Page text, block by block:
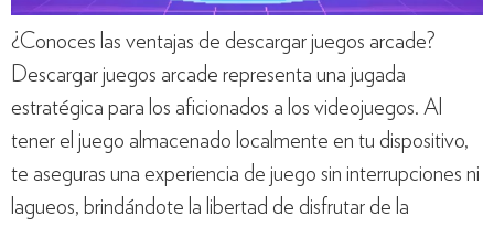
¿Conoces las ventajas de descargar juegos arcade?
Descargar juegos arcade representa una jugada
estratégica para los aficionados a los videojuegos. Al
tener el juego almacenado localmente en tu dispositivo,
te aseguras una experiencia de juego sin interrupciones ni
lagueos, brindándote la libertad de disfrutar de la